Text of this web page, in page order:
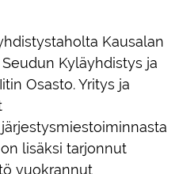
Kausalan
Kyläyhdistys ja
Osasto. Yritys ja
lisäksi tarjonnut
vuokrannut